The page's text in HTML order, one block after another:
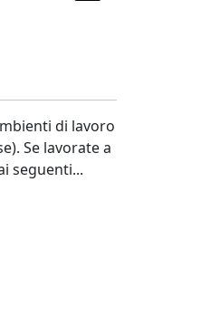
di lavoro
Se lavorate a
seguenti...